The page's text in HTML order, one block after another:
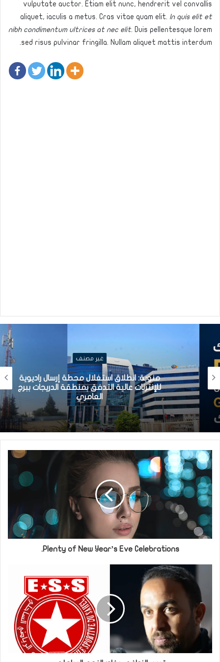
vulputate auctor. Etiam elit nunc, hendrerit vel convallis
aliquet, iaculis a metus. Cras vitae quam elit. In quis elit et
nibh condimentum ultrices at nec elit. Duis pellentesque lorem
sed risus pulvinar fringilla. Nullam aliquet mattis interdum.
غير مصنف
منوبة: انطلاق استغلال محطة إرسال راديوية
للإنترنات عالية التدفق بمنطقة الدريجات ببرج
العامري
Plenty of New Year’s Eve Celebrations.